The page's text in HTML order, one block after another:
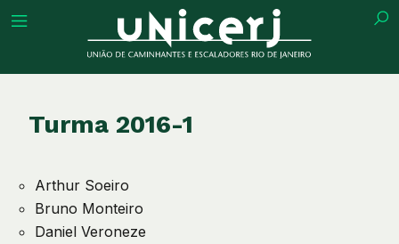
Turma 2016-1
Arthur Soeiro
Bruno Monteiro
Daniel Veroneze